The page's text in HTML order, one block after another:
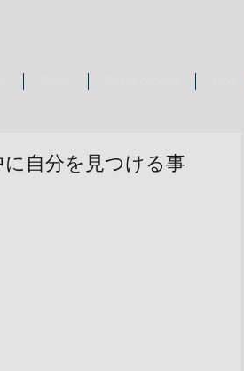
自分を見つける事